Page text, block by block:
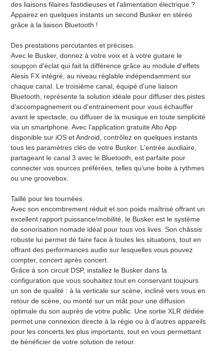
des liaisons filaires fastidieuses et l'alimentation électrique ?
Appairez en quelques instants un second Busker en stéréo
grâce à la liaison Bluetooth !
Des prestations percutantes et précises.
Avec le Busker, donnez à votre voix et à votre guitare le
soupçon d'éclat qui fait la différence grâce au module d'effets
Alesis FX intégré, au niveau réglable indépendamment sur
chaque canal. Le troisième canal, équipé d'une liaison
Bluetooth, représente la solution idéale pour diffuser des pistes
d'accompagnement ou d'entrainement pour vous échauffer
avant le spectacle, ou diffuser de la musique en toute simplicité
via un smartphone. Avec l'application gratuite Alto App
disponible sur iOS et Android, contrôlez en quelques instants
tous les paramètres clés de votre Busker. L'entrée auxiliaire,
partageant le canal 3 avec le Bluetooth, est parfaite pour
connecter vos sources préférées, telles qu'une boite à rythmes
ou une groovebox.
Taillé pour les tournées.
Avec son encombrement réduit et son poids maîtrisé offrant un
excellent rapport puissance/mobilité, le Busker est le système
de sonorisation nomade idéal pour tous vos lives. Son châssis
robuste lui permet de faire face à toutes les situations, tout en
offrant des performances audio sur lesquelles vous pouvez
compter, concert après concert.
Grâce à son circuit DSP, installez le Busker dans la
configuration que vous souhaitez tout en conservant toujours
un son de qualité : à la verticale sur scène, incliné vers vous en
retour de scène, ou monté sur un mât pour une diffusion
optimale du son auprès de votre public. Une sortie XLR dédiée
permet une connexion directe à la régie ou à d'autres appareils
pour les concerts les plus importants, tout en vous permettant
de bénéficier de votre solution de retour.